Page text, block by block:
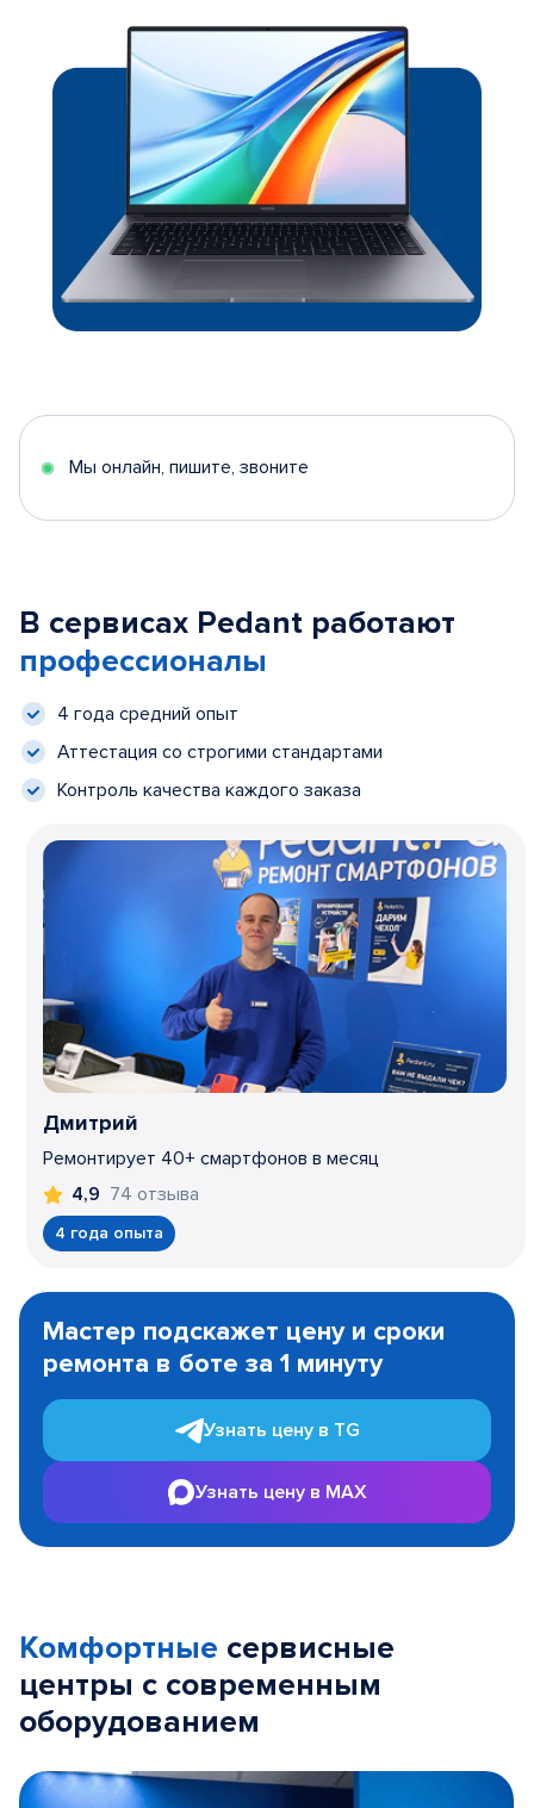
Мы онлайн, пишите, звоните
В сервисах Pedant работают
профессионалы
4 года средний опыт
Аттестация со строгими стандартами
Контроль качества каждого заказа
Дмитрий
Ремонтирует 40+ смартфонов в месяц
4,9 74 отзыва
4 года опыта
1
Мастер подскажет цену и сроки
ремонта в боте за 1 минуту
Узнать цену в TG
Узнать цену в MAX
Комфортные сервисные
центры с современным
оборудованием